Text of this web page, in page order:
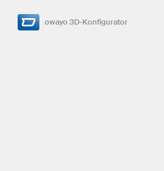
owayo 3D-Konfigurator